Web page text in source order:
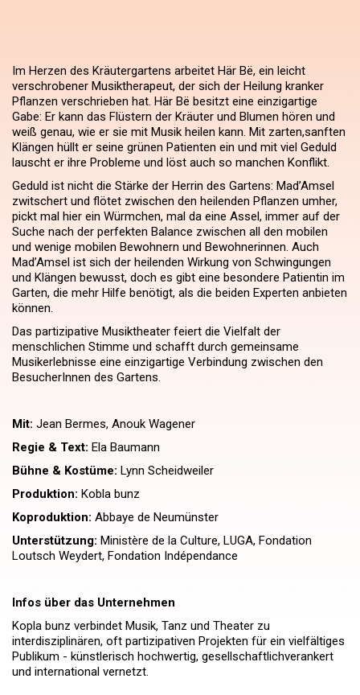
Im Herzen des Kräutergartens arbeitet Här Bë, ein leicht
verschrobener Musiktherapeut, der sich der Heilung kranker
Pflanzen verschrieben hat. Här Bë besitzt eine einzigartige
Gabe: Er kann das Flüstern der Kräuter und Blumen hören und
weiß genau, wie er sie mit Musik heilen kann. Mit zarten,sanften
Klängen hüllt er seine grünen Patienten ein und mit viel Geduld
lauscht er ihre Probleme und löst auch so manchen Konflikt.
Geduld ist nicht die Stärke der Herrin des Gartens: Mad’Amsel
zwitschert und flötet zwischen den heilenden Pflanzen umher,
pickt mal hier ein Würmchen, mal da eine Assel, immer auf der
Suche nach der perfekten Balance zwischen all den mobilen
und wenige mobilen Bewohnern und Bewohnerinnen. Auch
Mad’Amsel ist sich der heilenden Wirkung von Schwingungen
und Klängen bewusst, doch es gibt eine besondere Patientin im
Garten, die mehr Hilfe benötigt, als die beiden Experten anbieten
können.
Das partizipative Musiktheater feiert die Vielfalt der
menschlichen Stimme und schafft durch gemeinsame
Musikerlebnisse eine einzigartige Verbindung zwischen den
BesucherInnen des Gartens.
Mit: Jean Bermes, Anouk Wagener
Regie & Text: Ela Baumann
Bühne & Kostüme: Lynn Scheidweiler
Produktion: Kobla bunz
Koproduktion: Abbaye de Neumünster
Unterstützung: Ministère de la Culture, LUGA, Fondation
Loutsch Weydert, Fondation Indépendance
Infos über das Unternehmen
Kopla bunz verbindet Musik, Tanz und Theater zu
interdisziplinären, oft partizipativen Projekten für ein vielfältiges
Publikum - künstlerisch hochwertig, gesellschaftlichverankert
und international vernetzt.